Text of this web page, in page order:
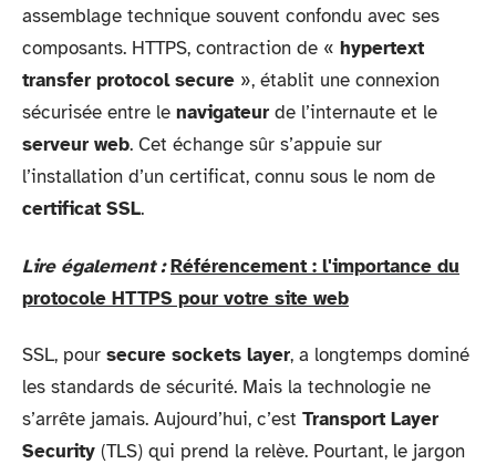
assemblage technique souvent confondu avec ses
composants. HTTPS, contraction de « hypertext
transfer protocol secure », établit une connexion
sécurisée entre le navigateur de l’internaute et le
serveur web. Cet échange sûr s’appuie sur
l’installation d’un certificat, connu sous le nom de
certificat SSL.
Lire également : Référencement : l'importance du
protocole HTTPS pour votre site web
SSL, pour secure sockets layer, a longtemps dominé
les standards de sécurité. Mais la technologie ne
s’arrête jamais. Aujourd’hui, c’est Transport Layer
Security (TLS) qui prend la relève. Pourtant, le jargon